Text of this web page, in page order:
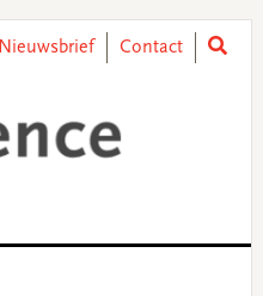
Nieuwsbrief Contact